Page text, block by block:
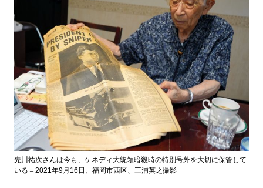
先川祐次さんは今も、ケネディ大統領暗殺時の特別号外を大切に保管して
いる＝2021年9月16日、福岡市西区、三浦英之撮影